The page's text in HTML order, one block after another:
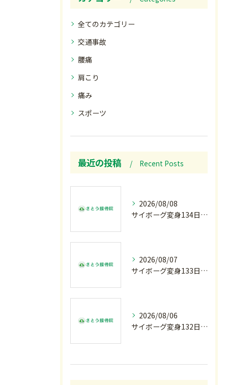
全てのカテゴリー
交通事故
腰痛
肩こり
痛み
スポーツ
最近の投稿 Recent Posts
2026/08/08
サイボーグ変身134日目.ゾロ目.お盆休み.甲子園.佐野日大.麦倉監督37年振り白星.柔道インターハイ.2歳ダリア賞.GⅢ.エルムS. GⅢ.レパードS. GⅢ.CBC賞.応援印…土曜の朝〜
2026/08/07
サイボーグ変身133日目.広島.原爆.81年.インターハイ初日.金曜の朝〜
2026/08/06
サイボーグ変身132日目.お知らせ.和歌山.インターハイ.柔道開幕…木曜の朝〜